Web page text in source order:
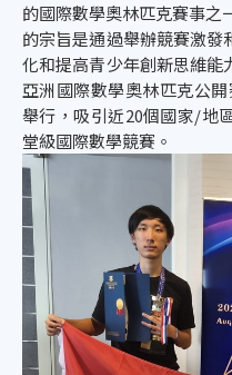
的國際數學奧林匹克賽事之
的宗旨是通過舉辦競賽激
化和提高青少年創新思維能
亞洲國際數學奧林匹克公
舉行，吸引近20個國家/地
堂級國際數學競賽。